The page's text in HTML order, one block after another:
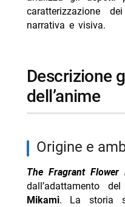
- Un’estate ai Caraibi
caratterizzazione
narrativa e visiva.
descrizione generale
dell’anime
origine e
The Fragrant
dall’adattamento
Mikami. La storia